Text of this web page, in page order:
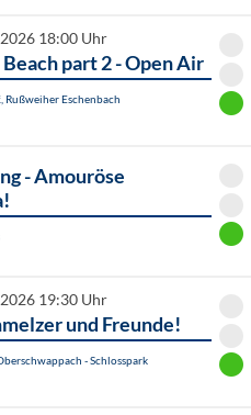
18:00 Uhr
part 2 - Open Air
Rußweiher Eschenbach
- Amouröse
19:30 Uhr
und Freunde!
- Schlosspark